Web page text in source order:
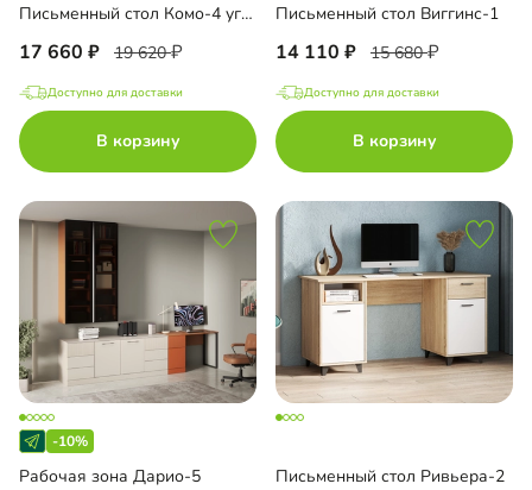
Письменный стол Комо-4 угловой
17 660 19 620
Доступно для доставки
В корзину
Письменный стол Виггинс-1
14 110 15 680
Доступно для доставки
В корзину
-10%
Рабочая зона Дарио-5 Письменный стол Ривьера-2